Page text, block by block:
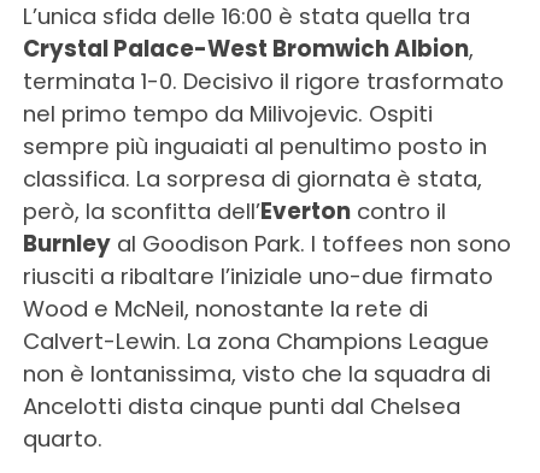
L’unica sfida delle 16:00 è stata quella tra
Crystal Palace-West Bromwich Albion,
terminata 1-0. Decisivo il rigore trasformato
nel primo tempo da Milivojevic. Ospiti
sempre più inguaiati al penultimo posto in
classifica. La sorpresa di giornata è stata,
però, la sconfitta dell’Evertoncontro il
Burnleyal Goodison Park. I toffees non sono
riusciti a ribaltare l’iniziale uno-due firmato
Wood e McNeil, nonostante la rete di
Calvert-Lewin. La zona Champions League
non è lontanissima, visto che la squadra di
Ancelotti dista cinque punti dal Chelsea
quarto.